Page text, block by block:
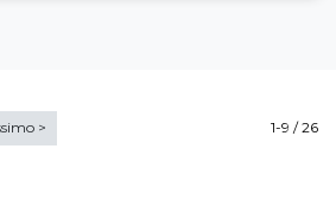
1-9 / 26
>